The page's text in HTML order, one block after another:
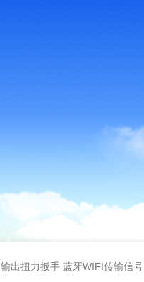
出扭力扳手 蓝牙WIFI传输信号